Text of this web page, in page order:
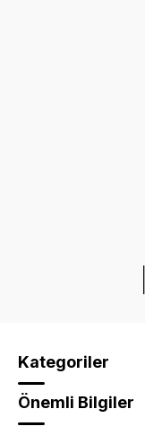
Kategoriler
Önemli Bilgiler